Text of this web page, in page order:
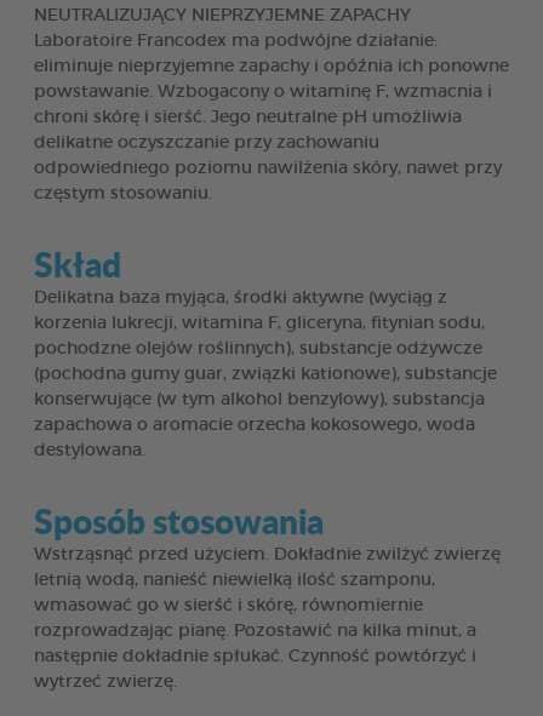
NEUTRALIZUJĄCY NIEPRZYJEMNE ZAPACHY
Laboratoire Francodex ma podwójne działanie:
eliminuje nieprzyjemne zapachy i opóźnia ich ponowne
powstawanie. Wzbogacony o witaminę F, wzmacnia i
chroni skórę i sierść. Jego neutralne pH umożliwia
delikatne oczyszczanie przy zachowaniu
odpowiedniego poziomu nawilżenia skóry, nawet przy
częstym stosowaniu.
Skład
Delikatna baza myjąca, środki aktywne (wyciąg z
korzenia lukrecji, witamina F, gliceryna, fitynian sodu,
pochodzne olejów roślinnych), substancje odżywcze
(pochodna gumy guar, związki kationowe), substancje
konserwujące (w tym alkohol benzylowy), substancja
zapachowa o aromacie orzecha kokosowego, woda
destylowana.
Sposób stosowania
Wstrząsnąć przed użyciem. Dokładnie zwilżyć zwierzę
letnią wodą, nanieść niewielką ilość szamponu,
wmasować go w sierść i skórę, równomiernie
rozprowadzając pianę. Pozostawić na kilka minut, a
następnie dokładnie spłukać. Czynność powtórzyć i
wytrzeć zwierzę.